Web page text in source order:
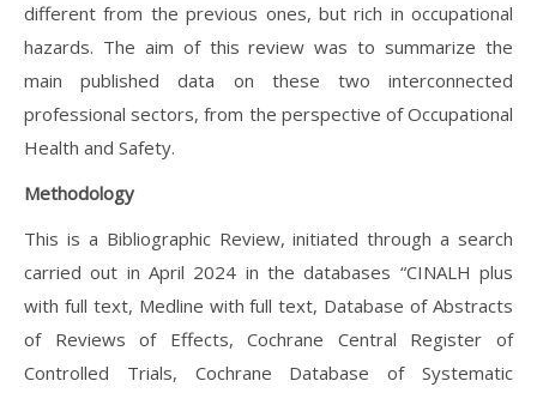
different from the previous ones, but rich in occupational
hazards. The aim of this review was to summarize the
main published data on these two interconnected
professional sectors, from the perspective of Occupational
Health and Safety.
Methodology
This is a Bibliographic Review, initiated through a search
carried out in April 2024 in the databases “CINALH plus
with full text, Medline with full text, Database of Abstracts
of Reviews of Effects, Cochrane Central Register of
Controlled Trials, Cochrane Database of Systematic